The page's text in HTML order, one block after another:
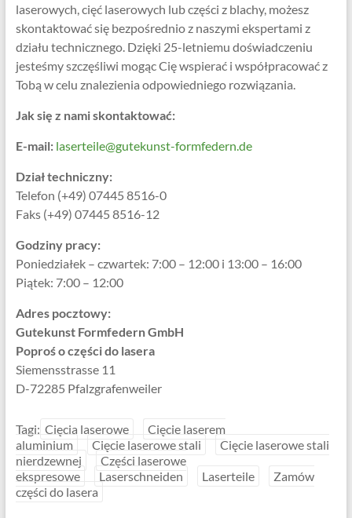
laserowych, cięć laserowych lub części z blachy, możesz
skontaktować się bezpośrednio z naszymi ekspertami z
działu technicznego. Dzięki 25-letniemu doświadczeniu
jesteśmy szczęśliwi mogąc Cię wspierać i współpracować z
Tobą w celu znalezienia odpowiedniego rozwiązania.
Jak się z nami skontaktować:
E-mail:laserteile@gutekunst-formfedern.de
Dział techniczny:
Telefon (+49) 07445 8516-0
Faks (+49) 07445 8516-12
Godziny pracy:
Poniedziałek – czwartek: 7:00 – 12:00 i 13:00 – 16:00
Piątek: 7:00 – 12:00
Adres pocztowy:
Gutekunst Formfedern GmbH
Poproś o części do lasera
Siemensstrasse 11
D-72285 Pfalzgrafenweiler
Tagi: Cięcia laserowe
Cięcie laserem
aluminium
Cięcie laserowe stali
Cięcie laserowe stali
nierdzewnej
Części laserowe
ekspresowe
Laserschneiden Laserteile
Zamów
części do lasera